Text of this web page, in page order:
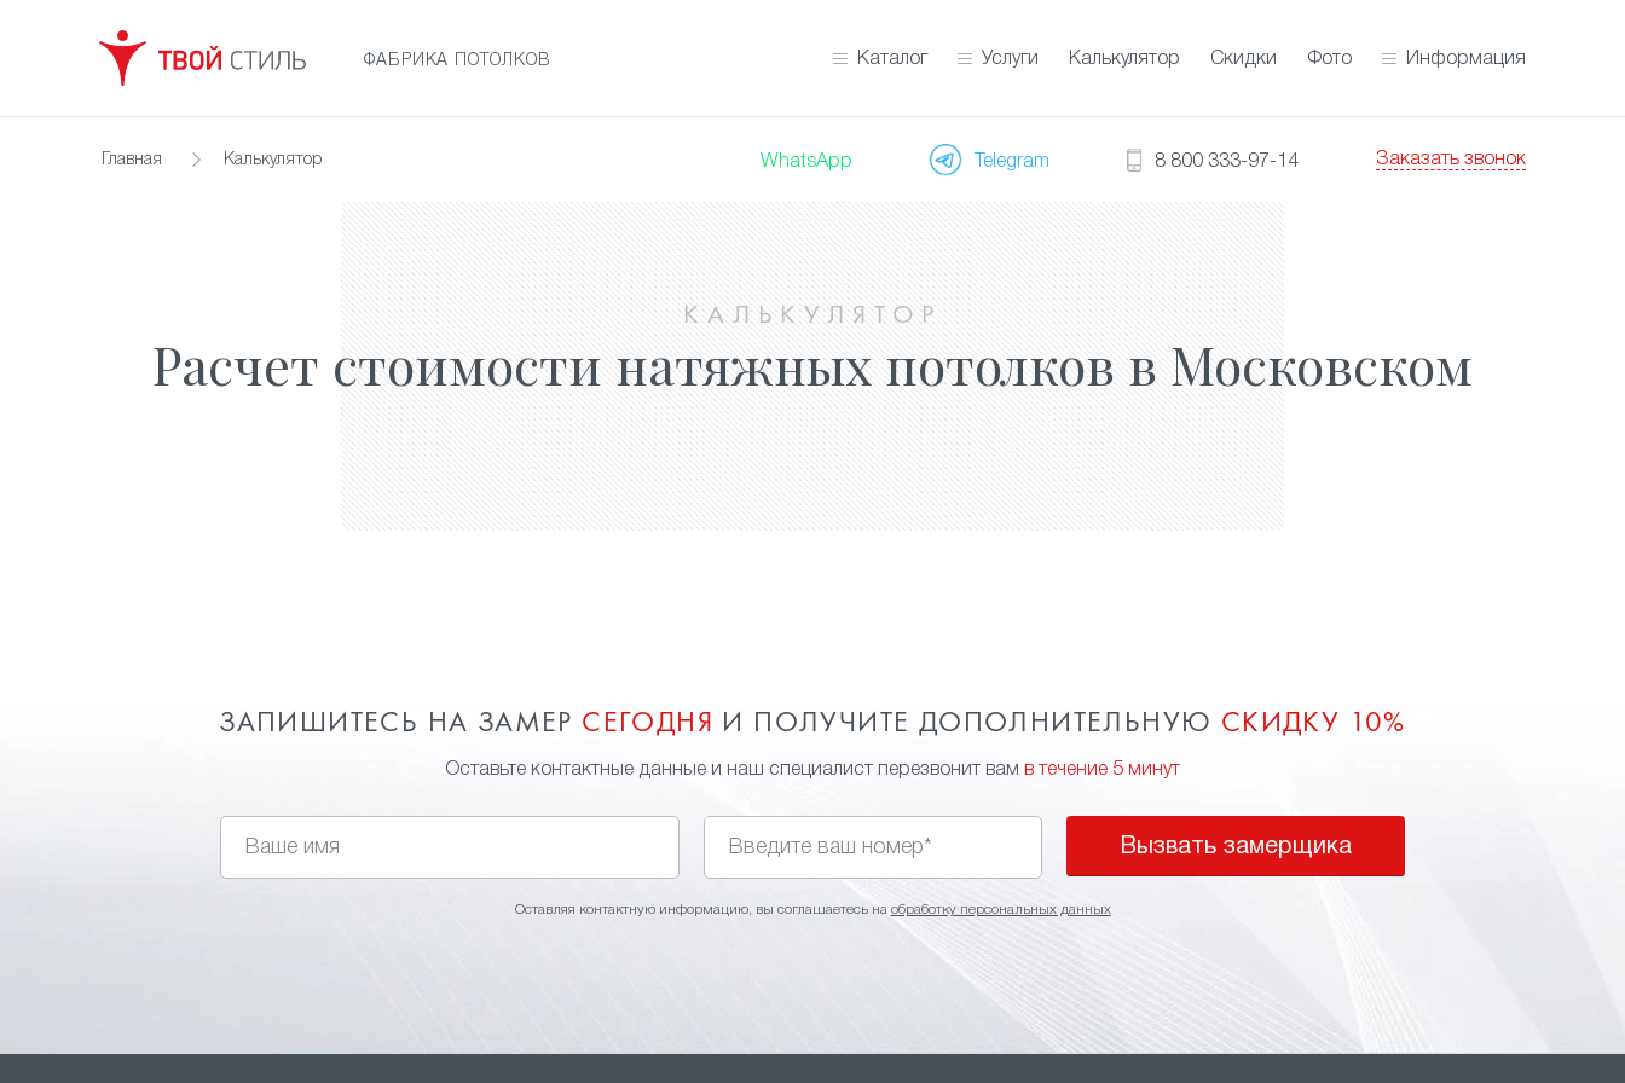
ФАБРИКА ПОТОЛКОВ Каталог Услуги Калькулятор Скидки Фото Информация
Главная Калькулятор WhatsApp Telegram 8 800 333-97-14 Заказать звонок
КАЛЬКУЛЯТОР
Расчет стоимости натяжных потолков в Московском
ЗАПИШИТЕСЬ НА ЗАМЕР СЕГОДНЯ И ПОЛУЧИТЕ ДОПОЛНИТЕЛЬНУЮ СКИДКУ 10%
Оставьте контактные данные и наш специалист перезвонит вам в течение 5 минут
Вызвать замерщика
Оставляя контактную информацию, вы соглашаетесь на обработку персональных данных